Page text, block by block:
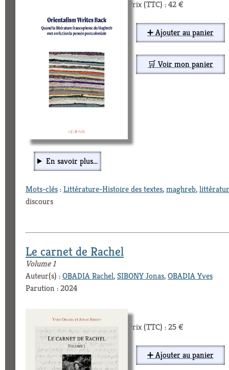
Prix (TTC) : 42 €
➕ Ajouter au panier
🛒 Voir mon panier
En savoir plus...
Mots-clés:Littérature-Histoire des textes,maghreb,
discours
Le carnet de Rachel
Volume 1
Auteur(s) :OBADIA Rachel,SIBONY Jonas,OBADIA Yves
Parution : 2024
Prix (TTC) : 25 €
➕ Ajouter au panier